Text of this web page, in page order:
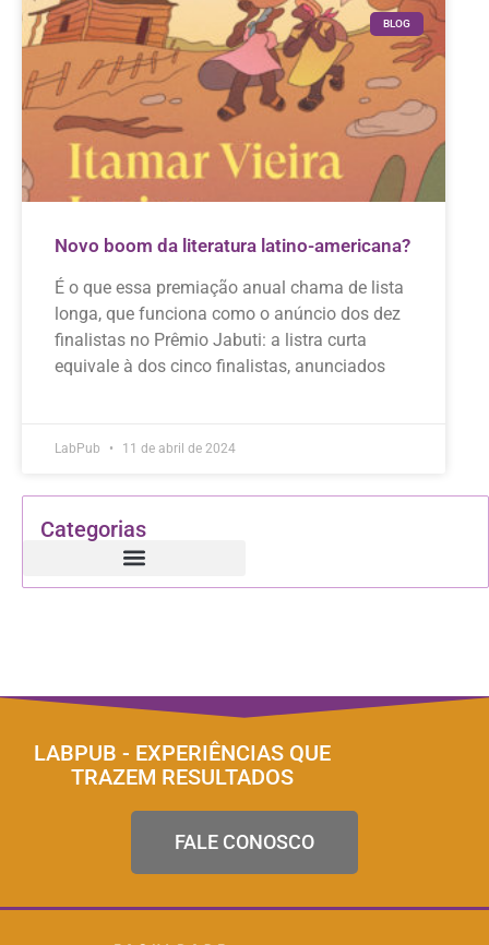
BLOG
Novo boom da literatura latino-americana?
É o que essa premiação anual chama de lista
longa, que funciona como o anúncio dos dez
finalistas no Prêmio Jabuti: a listra curta
equivale à dos cinco finalistas, anunciados
LabPub 11 de abril de 2024
Categorias
LABPUB - EXPERIÊNCIAS QUE
TRAZEM RESULTADOS
FALE CONOSCO